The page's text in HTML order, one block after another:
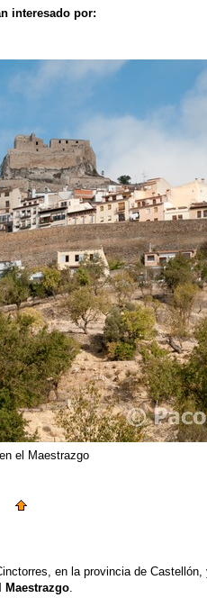
interesado por:
el Maestrazgo
en la provincia de
Maestrazgo.